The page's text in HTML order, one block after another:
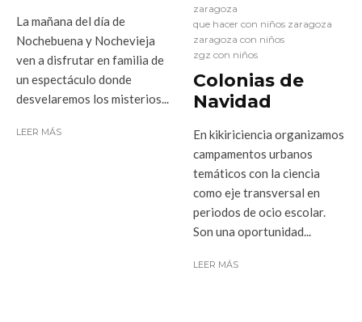
La mañana del día de
Nochebuena y Nochevieja
ven a disfrutar en familia de
un espectáculo donde
desvelaremos los misterios...
LEER MÁS
zaragoza
que hacer con niños zaragoza
zaragoza con niños
zgz con niños
Colonias de
Navidad
En kikiriciencia organizamos
campamentos urbanos
temáticos con la ciencia
como eje transversal en
periodos de ocio escolar.
Son una oportunidad...
LEER MÁS